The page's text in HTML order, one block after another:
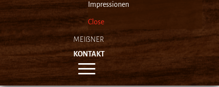
Impressionen
Close
MEIẞNER
KONTAKT